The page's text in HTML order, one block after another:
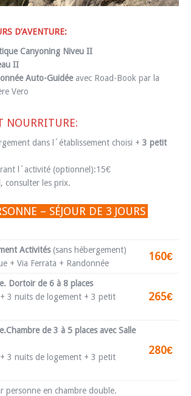
D’AVENTURE:
Canyoning Niveu II
II
Auto-Guidéeavec Road-Book par la
Vero
NOURRITURE:
dans l´établissement choisi + 3 petit
l´activité (optionnel):15€
consulter les prix.
– SÉJOUR DE 3 JOURS
Activités(sans hébergement)
+ Via Ferrata + Randonnée
160€
Dortoir de 6 à 8 places
3 nuits de logement + 3 petit
265€
de 3 à 5 places avec Salle
3 nuits de logement + 3 petit
280€
personne en chambre double.